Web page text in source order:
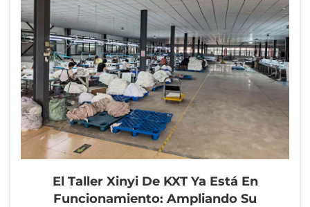
compras israelí representa una conocida cadena
minorista israelí...
El Taller Xinyi De KXT Ya Está En
Funcionamiento: Ampliando Su